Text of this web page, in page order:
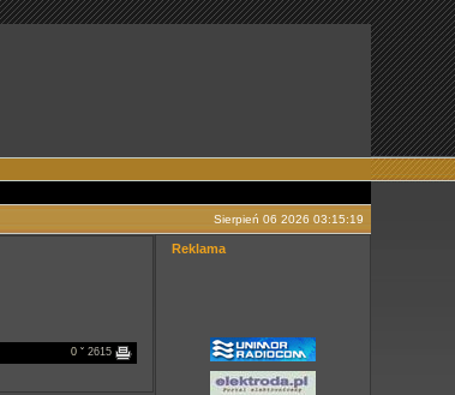
Sierpień 06 2026 03:15:19
0 ˇ 2615
Reklama